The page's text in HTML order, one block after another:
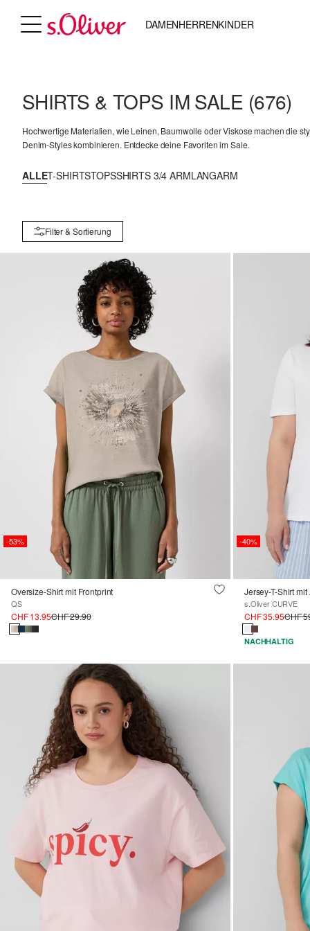
DAMENHERRENKINDER
SHIRTS & TOPS IM SALE (676)
Hochwertige Materialien, wie Leinen, Baumwolle oder Viskose machen die
Denim-Styles kombinieren. Entdecke deine Favoriten im Sale.
ALLET-SHIRTSTOPSSHIRTS 3/4 ARMLANGARM
Filter & Sortierung
-53%
Oversize-Shirt mit Frontprint
QS
CHF 13.95CHF 29.90
-40%
Jersey-T-Shirt mit
s.Oliver CURVE
CHF 35.95CHF
NACHHALTIG